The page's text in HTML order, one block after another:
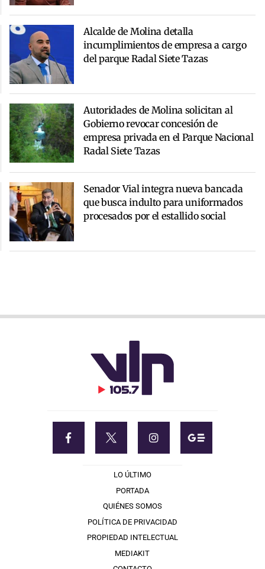
Alcalde de Molina detalla
incumplimientos de empresa a cargo
del parque Radal Siete Tazas
Autoridades de Molina solicitan al
Gobierno revocar concesión de
empresa privada en el Parque Nacional
Radal Siete Tazas
Senador Vial integra nueva bancada
que busca indulto para uniformados
procesados por el estallido social
LO ÚLTIMO
PORTADA
QUIÉNES SOMOS
POLÍTICA DE PRIVACIDAD
PROPIEDAD INTELECTUAL
MEDIAKIT